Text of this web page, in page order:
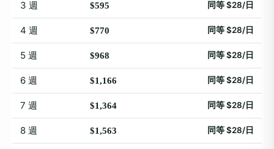
3 週 $595 同等 $28/日
4 週 $770 同等 $28/日
5 週 $968 同等 $28/日
6 週 $1,166 同等 $28/日
7 週 $1,364 同等 $28/日
8 週 $1,563 同等 $28/日